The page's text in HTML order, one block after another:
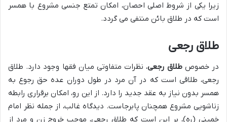
زیرا یکی از شروط اصلی احصان، امکان تمتع جنسی مشروع با همسر
است که در طلاق بائن منتفی می گردد.
طلاق رجعی
در خصوصطلاق رجعی، نظرات متفاوتی میان فقها وجود دارد. طلاق
رجعی، طلاقی است که در آن مرد در طول دوران عده حق رجوع به
همسر بدون نیاز به عقد جدید را دارد. از این رو، امکان برقراری رابطه
زناشویی مشروع همچنان پابرجاست. دیدگاه غالب، از جمله نظر امام
خمینی (ره)، بر این است که طلاق رجعی، موجب خروج زن و مرد از